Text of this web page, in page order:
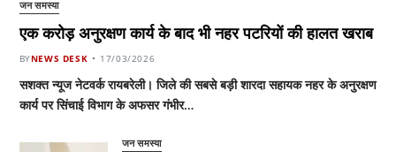
जन समस्या
एक करोड़ अनुरक्षण कार्य के बाद भी नहर पटरियों की हालत खराब
BYNEWS DESK 17/03/2026
सशक्त न्यूज नेटवर्क रायबरेली। जिले की सबसे बड़ी शारदा सहायक नहर के अनुरक्षण
कार्य पर सिंचाई विभाग के अफसर गंभीर…
जन समस्या